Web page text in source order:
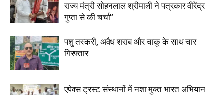
राज्य मंत्री सोहनलाल श्रीमाली ने पत्रकार वीरेंद्र
गुप्ता से की चर्चा”
पशु तस्करी, अवैध शराब और चाकू के साथ चार
गिरफ्तार
एपेक्स ट्रस्ट संस्थानों में नशा मुक्त भारत अभियान